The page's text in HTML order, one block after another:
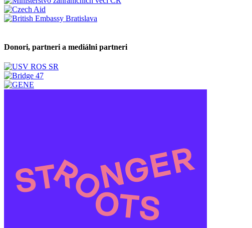
Donori, partneri a mediálni partneri